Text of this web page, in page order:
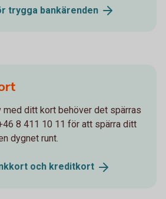
trygga bankärenden
med ditt kort behöver det spärras
8 411 10 11 för att spärra ditt
dygnet runt.
och kreditkort